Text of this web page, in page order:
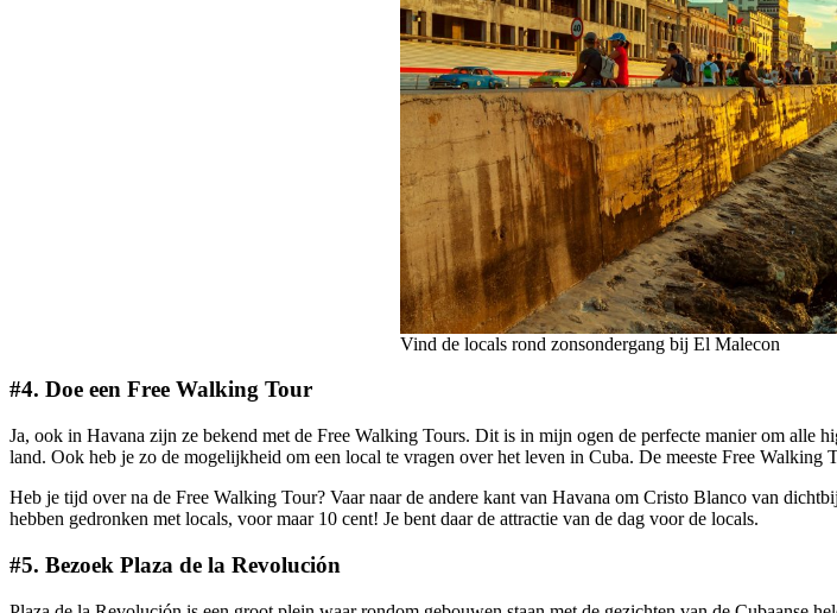
Vind de locals rond zonsondergang bij El Malecon
#4. Doe een Free Walking Tour
Ja, ook in Havana zijn ze bekend met de Free Walking Tours. Dit is in mijn ogen de perfecte manier om alle
land. Ook heb je zo de mogelijkheid om een local te vragen over het leven in Cuba. De meeste Free
Heb je tijd over na de Free Walking Tour? Vaar naar de andere kant van Havana om Cristo Blanco van
hebben gedronken met locals, voor maar 10 cent! Je bent daar de attractie van de dag voor de locals.
#5. Bezoek Plaza de la Revolución